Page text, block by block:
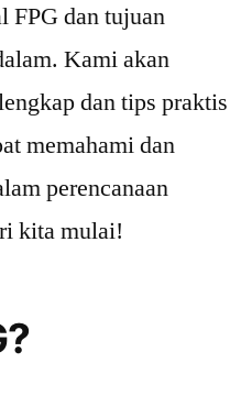
FPG dan tujuan
Kami akan
dan tips praktis
memahami dan
perencanaan
kita mulai!